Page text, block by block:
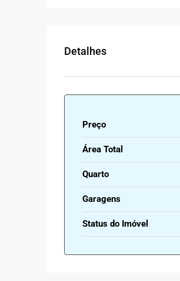
Detalhes
Preço
Área Total
Quarto
Garagens
Status do Imóvel